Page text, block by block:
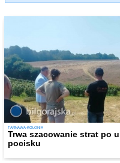
TARNAWA-KOLONIA
Trwa szacowanie strat po
pocisku